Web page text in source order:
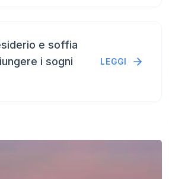
e soffia
i sogni
LEGGI